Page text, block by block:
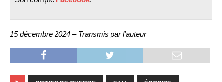
15 décembre 2024 – Transmis par l’auteur